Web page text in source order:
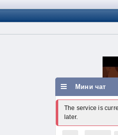
Мини чат
The service is
later.